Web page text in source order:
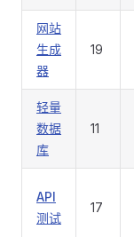
网站
生成
器
19
轻量
数据
库
11
API
测试
17